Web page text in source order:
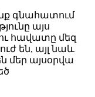
գնահատում
այս
ու հավատը մեզ
են, այլ նաև
մեր այսօրվա